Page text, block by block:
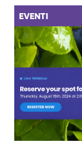
EVENTI